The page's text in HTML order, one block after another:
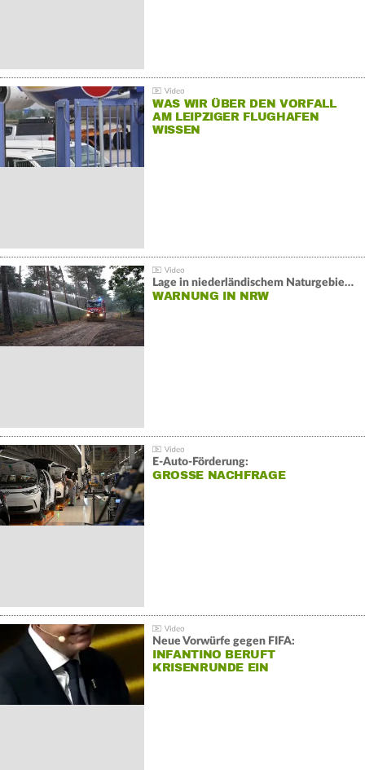
WAS WIR ÜBER DEN VORFALL
AM LEIPZIGER FLUGHAFEN
WISSEN
Lage in niederländischem Naturgebiet stabil
WARNUNG IN NRW
E-Auto-Förderung:
GROSSE NACHFRAGE
Neue Vorwürfe gegen FIFA:
INFANTINO BERUFT
KRISENRUNDE EIN